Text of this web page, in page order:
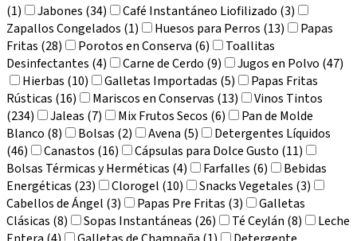
(1)
Jabones (34)
Café Instantáneo Liofilizado (3)
Zapallos Congelados (1)
Huesos para Perros (13)
Papas
Fritas (28)
Porotos en Conserva (6)
Toallitas
Desinfectantes (4)
Carne de Cerdo (9)
Jugos en Polvo (47)
Hierbas (10)
Galletas Importadas (5)
Papas Fritas
Rústicas (16)
Mariscos en Conservas (13)
Vinos Tintos
(234)
Jaleas (7) Mix Frutos Secos (6)
Pan de Molde
Blanco (8)
Bolsas (2) Avena (5)
Detergentes Líquidos
(46)
Canastos (16)
Cápsulas para Dolce Gusto (11)
Bolsas Térmicas y Herméticas (4)
Farfalles (6)
Bebidas
Energéticas (23)
Clorogel (10)
Snacks Vegetales (3)
Cabellos de Ángel (3)
Papas Pre Fritas (3)
Galletas
Clásicas (8)
Sopas Instantáneas (26) Té Ceylán (8)
Leche